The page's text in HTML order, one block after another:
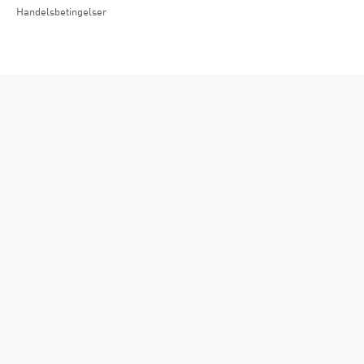
Handelsbetingelser